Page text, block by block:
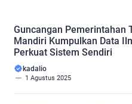
Guncangan Pemerintahan
Mandiri Kumpulkan Data
Perkuat Sistem Sendiri
kadalio
1 Agustus 2025